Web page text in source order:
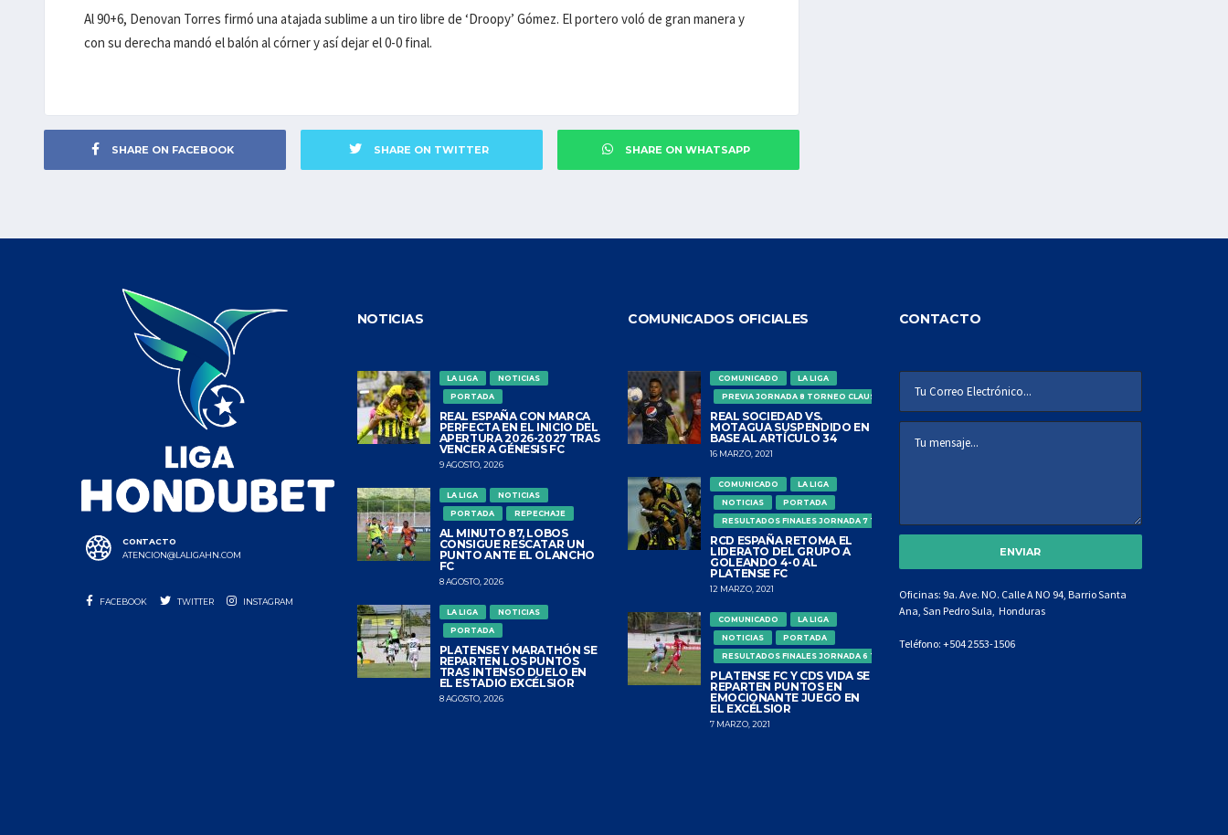
Al 90+6, Denovan Torres firmó una atajada sublime a un tiro libre de ‘Droopy’ Gómez. El portero voló de gran manera y
con su derecha mandó el balón al córner y así dejar el 0-0 final.
SHARE ON FACEBOOK SHARE ON TWITTER SHARE ON WHATSAPP
CONTACTO
ATENCION@LALIGAHN.COM
FACEBOOK TWITTER INSTAGRAM
NOTICIAS
LA LIGA
NOTICIAS
PORTADA
REAL ESPAÑA CON MARCA
PERFECTA EN EL INICIO DEL
APERTURA 2026-2027 TRAS
VENCER A GÉNESIS FC
9 AGOSTO, 2026
LA LIGA
NOTICIAS
PORTADA
REPECHAJE
AL MINUTO 87, LOBOS
CONSIGUE RESCATAR UN
PUNTO ANTE EL OLANCHO
FC
8 AGOSTO, 2026
LA LIGA
NOTICIAS
PORTADA
PLATENSE Y MARATHÓN SE
REPARTEN LOS PUNTOS
TRAS INTENSO DUELO EN
EL ESTADIO EXCÉLSIOR
8 AGOSTO, 2026
COMUNICADOS OFICIALES
COMUNICADO
LA LIGA
PREVIA JORNADA 8 TORNEO CLAUSURA
REAL SOCIEDAD VS.
MOTAGUA SUSPENDIDO EN
BASE AL ARTÍCULO 34
16 MARZO, 2021
COMUNICADO
LA LIGA
NOTICIAS
PORTADA
RESULTADOS FINALES JORNADA 7 TORNEO CLAUSURA
RCD ESPAÑA RETOMA EL
LIDERATO DEL GRUPO A
GOLEANDO 4-0 AL
PLATENSE FC
12 MARZO, 2021
COMUNICADO
LA LIGA
NOTICIAS
PORTADA
RESULTADOS FINALES JORNADA 6 TORNEO CLAUSURA
PLATENSE FC Y CDS VIDA SE
REPARTEN PUNTOS EN
EMOCIONANTE JUEGO EN
EL EXCÉLSIOR
7 MARZO, 2021
CONTACTO
Oficinas: 9a. Ave. NO. Calle A NO 94, Barrio Santa
Ana, San Pedro Sula, Honduras
Teléfono: +504 2553-1506